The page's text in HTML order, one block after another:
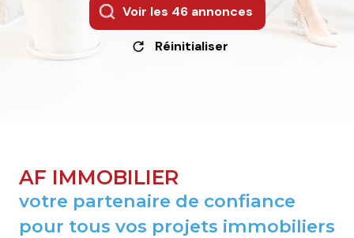
Voir les 46annonces
Réinitialiser
AF IMMOBILIER
votre partenaire de confiance
pour tous vos projets immobiliers